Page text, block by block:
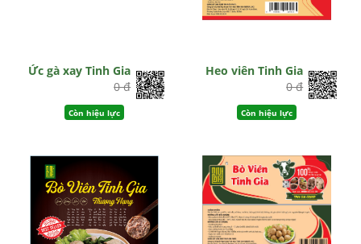
Ức gà xay Tinh Gia
0 đ
Còn hiệu lực
Heo viên Tinh Gia
0 đ
Còn hiệu lực